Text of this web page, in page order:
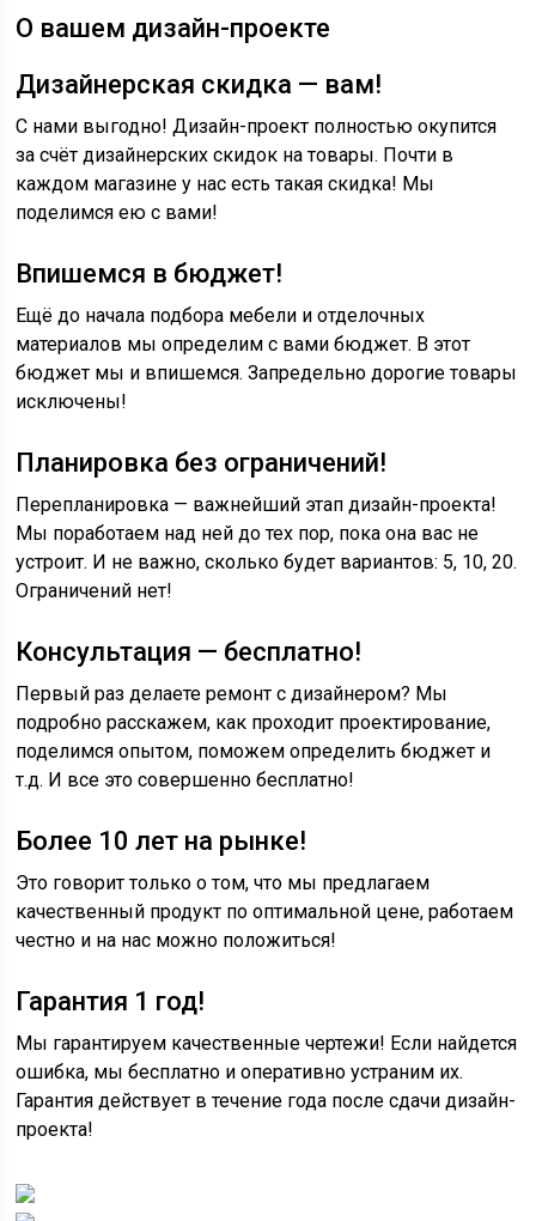
О вашем дизайн-проекте
Дизайнерская скидка — вам!
С нами выгодно! Дизайн-проект полностью окупится
за счёт дизайнерских скидок на товары. Почти в
каждом магазине у нас есть такая скидка! Мы
поделимся ею с вами!
Впишемся в бюджет!
Ещё до начала подбора мебели и отделочных
материалов мы определим с вами бюджет. В этот
бюджет мы и впишемся. Запредельно дорогие товары
исключены!
Планировка без ограничений!
Перепланировка — важнейший этап дизайн-проекта!
Мы поработаем над ней до тех пор, пока она вас не
устроит. И не важно, сколько будет вариантов: 5, 10, 20.
Ограничений нет!
Консультация — бесплатно!
Первый раз делаете ремонт с дизайнером? Мы
подробно расскажем, как проходит проектирование,
поделимся опытом, поможем определить бюджет и
т.д. И все это совершенно бесплатно!
Более 10 лет на рынке!
Это говорит только о том, что мы предлагаем
качественный продукт по оптимальной цене, работаем
честно и на нас можно положиться!
Гарантия 1 год!
Мы гарантируем качественные чертежи! Если найдется
ошибка, мы бесплатно и оперативно устраним их.
Гарантия действует в течение года после сдачи дизайн-
проекта!